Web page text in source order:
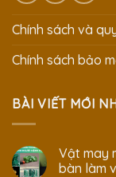
Chính sách và
Chính sách bảo
BÀI VIẾT MỚI
Vật may
bàn làm